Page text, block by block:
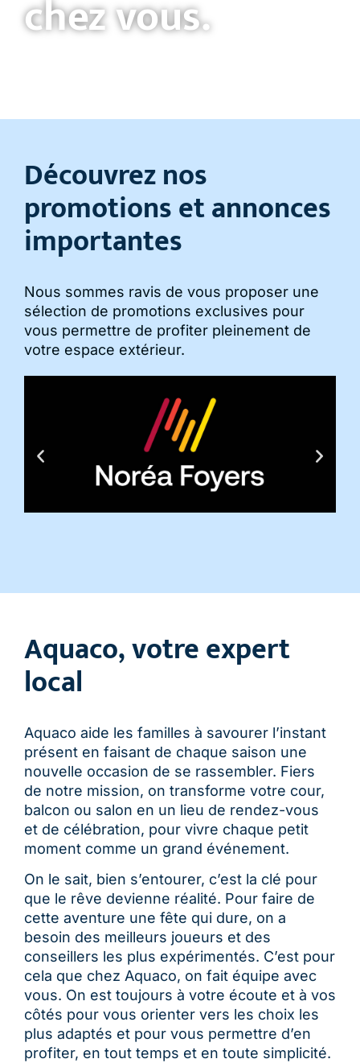
chez vous.
Découvrez nos
promotions et annonces
importantes
Nous sommes ravis de vous proposer une
sélection de promotions exclusives pour
vous permettre de profiter pleinement de
votre espace extérieur.
Aquaco, votre expert
local
Aquaco aide les familles à savourer l’instant
présent en faisant de chaque saison une
nouvelle occasion de se rassembler. Fiers
de notre mission, on transforme votre cour,
balcon ou salon en un lieu de rendez-vous
et de célébration, pour vivre chaque petit
moment comme un grand événement.
On le sait, bien s’entourer, c’est la clé pour
que le rêve devienne réalité. Pour faire de
cette aventure une fête qui dure, on a
besoin des meilleurs joueurs et des
conseillers les plus expérimentés. C’est pour
cela que chez Aquaco, on fait équipe avec
vous. On est toujours à votre écoute et à vos
côtés pour vous orienter vers les choix les
plus adaptés et pour vous permettre d’en
profiter, en tout temps et en toute simplicité.